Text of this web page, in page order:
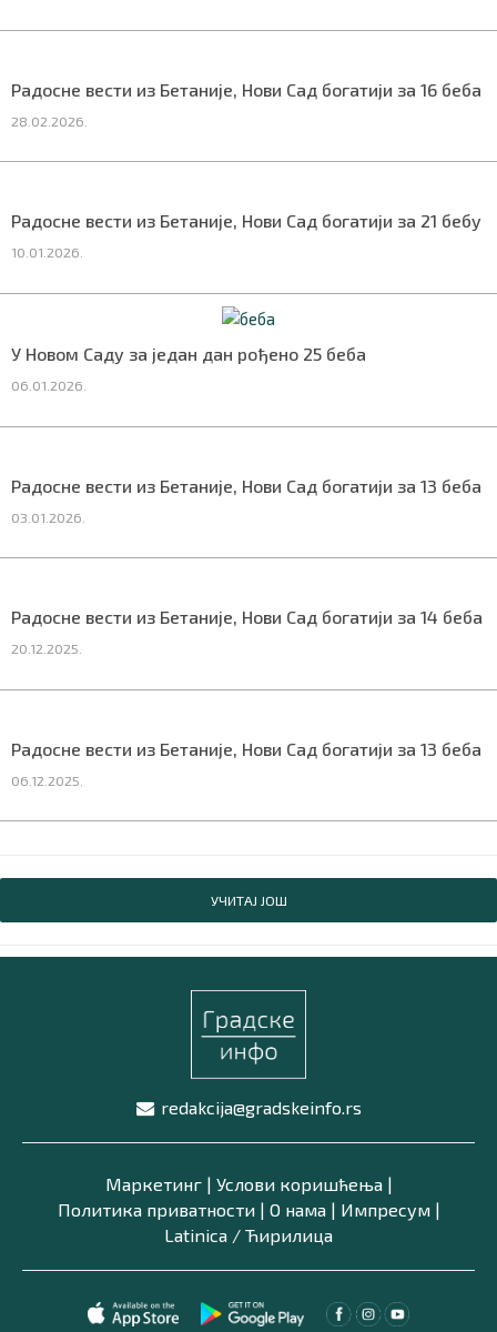
Радосне вести из Бетаније, Нови Сад богатији за 16 беба
28.02.2026.
Радосне вести из Бетаније, Нови Сад богатији за 21 бебу
10.01.2026.
У Новом Саду за један дан рођено 25 беба
06.01.2026.
Радосне вести из Бетаније, Нови Сад богатији за 13 беба
03.01.2026.
Радосне вести из Бетаније, Нови Сад богатији за 14 беба
20.12.2025.
Радосне вести из Бетаније, Нови Сад богатији за 13 беба
06.12.2025.
УЧИТАЈ ЈОШ
redakcija@gradskeinfo.rs
Маркетинг| Услови коришћења|
Политика приватности| О нама| Импресум|
Latinica / Ћирилица
БИЗНИС
redakcija@gradskeinfo.rs
Маркетинг|Услови коришћења|Политика